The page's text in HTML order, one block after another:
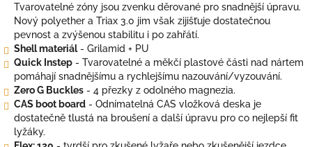
Tvarovatelné zóny jsou zvenku děrované pro snadnější úpravu.
Nový polyether a Triax 3.0 jim však zijišťuje dostatečnou
pevnost a zvýšenou stabilitu i po zahřátí.
Shell materiál- Grilamid + PU
Quick Instep - Tvarovatelné a měkčí plastové části nad nártem
pomáhají snadnějšímu a rychlejšímu nazouvání/vyzouvání.
Zero G Buckles - 4 přezky z odolného magnezia.
CAS boot board - Odnímatelná CAS vložková deska je
dostatečně tlustá na broušení a další úpravu pro co nejlepší fit
lyžáky.